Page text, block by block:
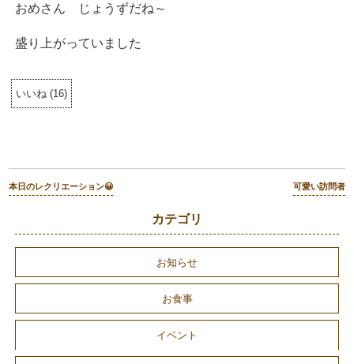
おめさん じょうずだね～
盛り上がっていました
いいね (16)
本日のレクリエーション😀 可愛い訪問者
カテゴリ
お知らせ
お食事
イベント